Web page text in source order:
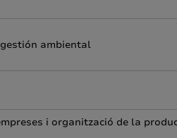
ambiental
i organització de la